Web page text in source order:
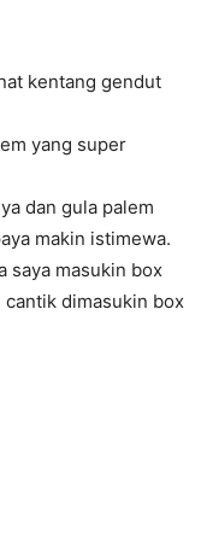
kentang gendut
yang super
dan gula palem
makin istimewa.
saya masukin box
dimasukin box